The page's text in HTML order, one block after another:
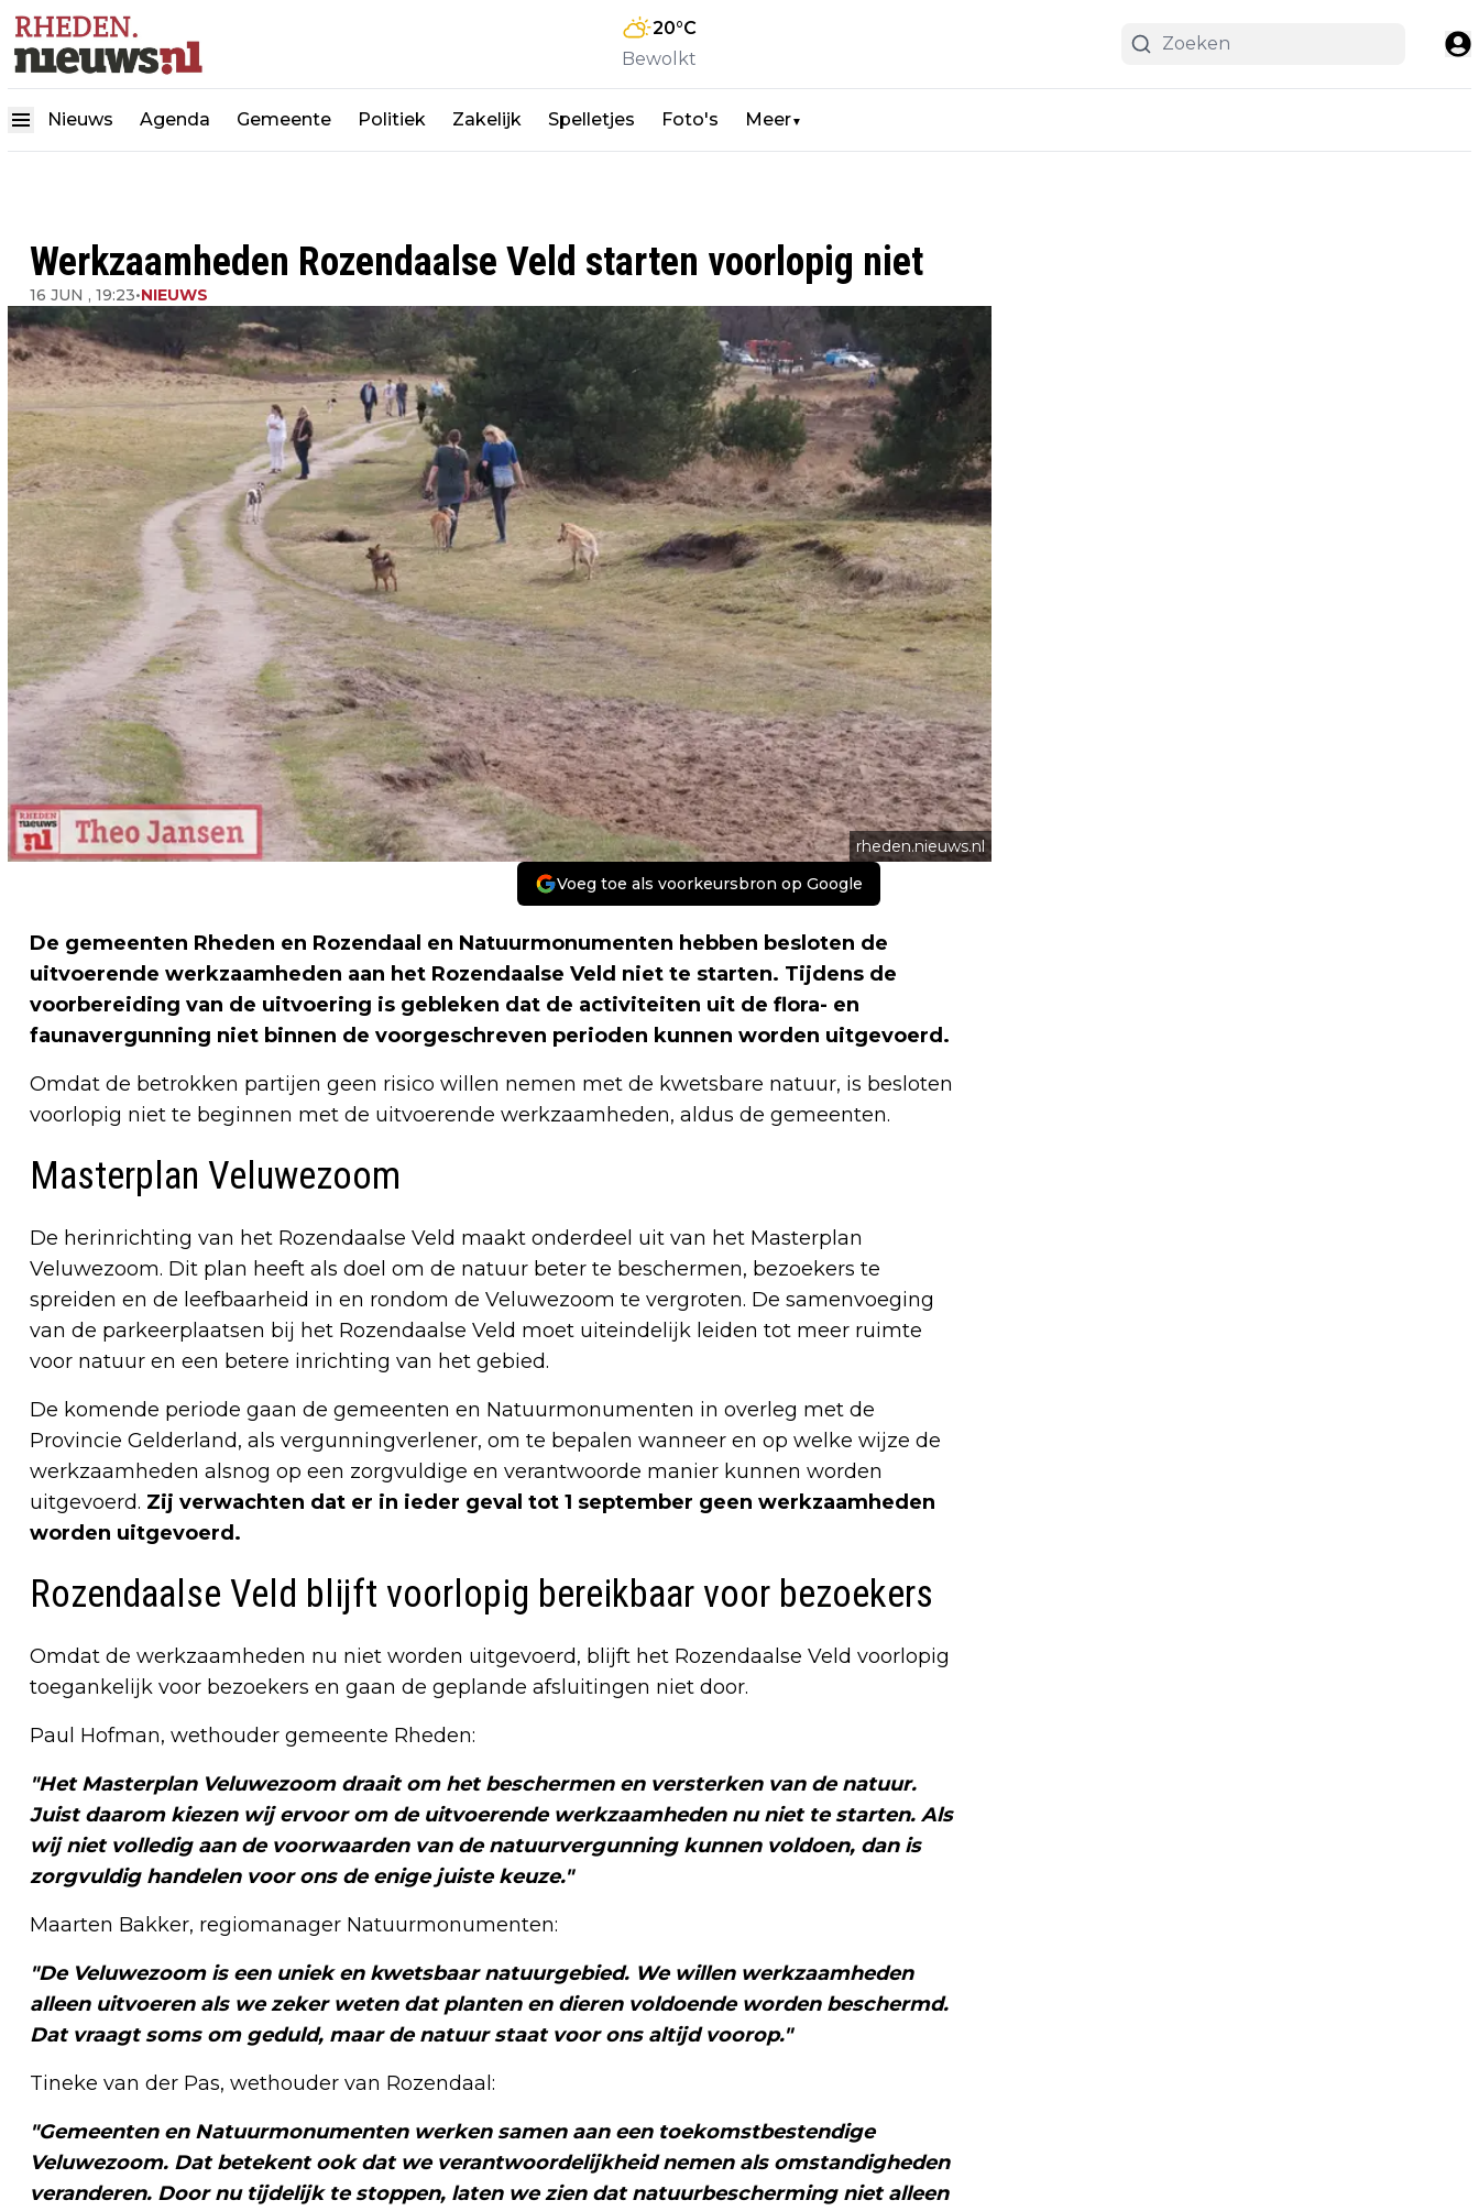
20°C
Bewolkt
Nieuws Agenda Gemeente Politiek Zakelijk Spelletjes Foto's Meer▼
Werkzaamheden Rozendaalse Veld starten voorlopig niet
16 JUN , 19:23•NIEUWS
rheden.nieuws.nl
Voeg toe als voorkeursbron op Google
De gemeenten Rheden en Rozendaal en Natuurmonumenten hebben besloten de
uitvoerende werkzaamheden aan het Rozendaalse Veld niet te starten. Tijdens de
voorbereiding van de uitvoering is gebleken dat de activiteiten uit de flora- en
faunavergunning niet binnen de voorgeschreven perioden kunnen worden uitgevoerd.
Omdat de betrokken partijen geen risico willen nemen met de kwetsbare natuur, is besloten
voorlopig niet te beginnen met de uitvoerende werkzaamheden, aldus de gemeenten.
Masterplan Veluwezoom
De herinrichting van het Rozendaalse Veld maakt onderdeel uit van het Masterplan
Veluwezoom. Dit plan heeft als doel om de natuur beter te beschermen, bezoekers te
spreiden en de leefbaarheid in en rondom de Veluwezoom te vergroten. De samenvoeging
van de parkeerplaatsen bij het Rozendaalse Veld moet uiteindelijk leiden tot meer ruimte
voor natuur en een betere inrichting van het gebied.
De komende periode gaan de gemeenten en Natuurmonumenten in overleg met de
Provincie Gelderland, als vergunningverlener, om te bepalen wanneer en op welke wijze de
werkzaamheden alsnog op een zorgvuldige en verantwoorde manier kunnen worden
uitgevoerd. Zij verwachten dat er in ieder geval tot 1 september geen werkzaamheden
worden uitgevoerd.
Rozendaalse Veld blijft voorlopig bereikbaar voor bezoekers
Omdat de werkzaamheden nu niet worden uitgevoerd, blijft het Rozendaalse Veld voorlopig
toegankelijk voor bezoekers en gaan de geplande afsluitingen niet door.
Paul Hofman, wethouder gemeente Rheden:
"Het Masterplan Veluwezoom draait om het beschermen en versterken van de natuur.
Juist daarom kiezen wij ervoor om de uitvoerende werkzaamheden nu niet te starten. Als
wij niet volledig aan de voorwaarden van de natuurvergunning kunnen voldoen, dan is
zorgvuldig handelen voor ons de enige juiste keuze."
Maarten Bakker, regiomanager Natuurmonumenten:
"De Veluwezoom is een uniek en kwetsbaar natuurgebied. We willen werkzaamheden
alleen uitvoeren als we zeker weten dat planten en dieren voldoende worden beschermd.
Dat vraagt soms om geduld, maar de natuur staat voor ons altijd voorop."
Tineke van der Pas, wethouder van Rozendaal:
"Gemeenten en Natuurmonumenten werken samen aan een toekomstbestendige
Veluwezoom. Dat betekent ook dat we verantwoordelijkheid nemen als omstandigheden
veranderen. Door nu tijdelijk te stoppen, laten we zien dat natuurbescherming niet alleen